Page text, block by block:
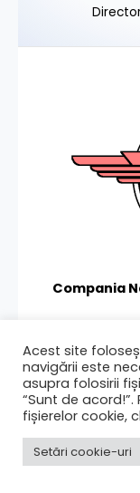
Compania
române
Calea
Acest site
navigării este
asupra folosirii
“Sunt de
fișierelor cookie,
Setări cookie-uri